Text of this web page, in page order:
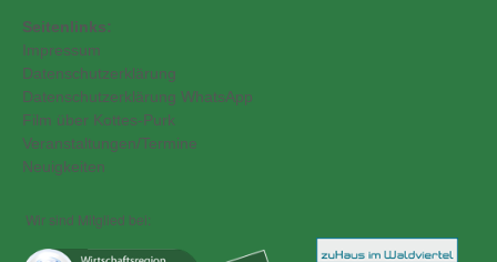
Seitenlinks:
Impressum
Datenschutzerklärung
Datenschutzerklärung WhatsApp
Film über Kottes-Purk
Veranstaltungen/Termine
Neuigkeiten
Wir sind Mitglied bei: